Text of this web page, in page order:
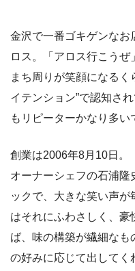
金沢で一番ゴキゲンなお
ロス。「アロス行こう
まち周りが笑顔になるく
イテンション”で認知さ
もリピーターかなり多い
創業は2006年8月10日。
オーナーシェフの石浦隆
ックで、大きな笑い声
はそれにふわさしく、
ば、味の構築が繊細なも
の好みに応じて出してく